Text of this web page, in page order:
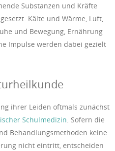
Substanzen und Kräfte
Kälte und Wärme, Luft,
und Bewegung, Ernährung
Impulse werden dabei gezielt
ihrer Leiden oftmals zunächst
Schulmedizin. Sofern die
Behandlungsmethoden keine
nicht eintritt, entscheiden